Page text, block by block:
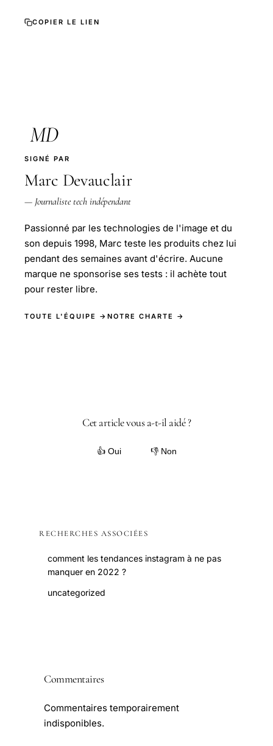
COPIER LE LIEN
MD
SIGNÉ PAR
Marc Devauclair
— Journaliste tech indépendant
Passionné par les technologies de l'image et du
son depuis 1998, Marc teste les produits chez lui
pendant des semaines avant d'écrire. Aucune
marque ne sponsorise ses tests : il achète tout
pour rester libre.
TOUTE L'ÉQUIPE → NOTRE CHARTE →
Cet article vous a-t-il aidé ?
👍 Oui 👎 Non
RECHERCHES ASSOCIÉES
comment les tendances instagram à ne pas
manquer en 2022 ?
uncategorized
Commentaires
Commentaires temporairement
indisponibles.